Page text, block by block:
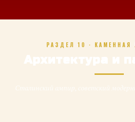
РАЗДЕЛ 10 · КАМЕННАЯ
Архитектура и